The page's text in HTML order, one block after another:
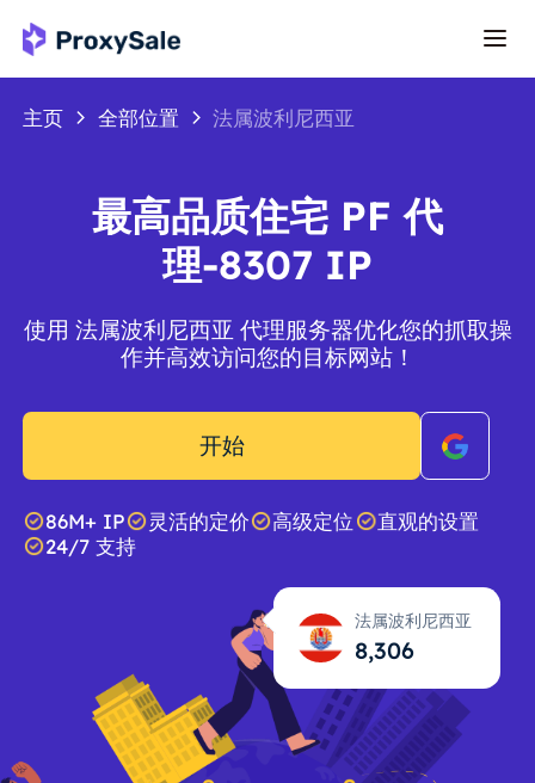
主页 全部位置 法属波利尼西亚
最高品质住宅 PF 代
理-8307 IP
使用 法属波利尼西亚 代理服务器优化您的抓取操
作并高效访问您的目标网站！
开始
86M+ IP 灵活的定价 高级定位
直观的设置
24/7 支持
法属波利尼西亚
8,307